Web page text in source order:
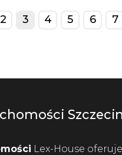
2 3 4 5 6 7
Lex-House oferuje